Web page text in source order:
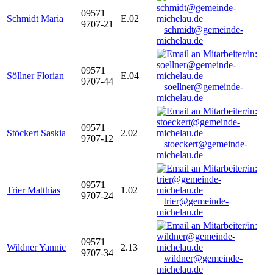
Schmidt Maria
09571
9707-21
E.02
schmidt@gemeinde-
michelau.de
Söllner Florian
09571
9707-44
E.04
soellner@gemeinde-
michelau.de
Stöckert Saskia
09571
9707-12
2.02
stoeckert@gemeinde-
michelau.de
Trier Matthias
09571
9707-24
1.02
trier@gemeinde-
michelau.de
Wildner Yannic
09571
9707-34
2.13
wildner@gemeinde-
michelau.de